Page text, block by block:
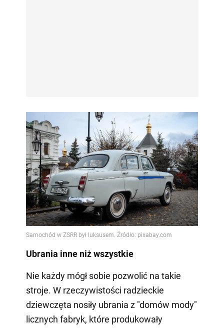
Ubrania inne niż wszystkie
Nie każdy mógł sobie pozwolić na takie
stroje. W rzeczywistości radzieckie
dziewczęta nosiły ubrania z "domów mody"
licznych fabryk, które produkowały